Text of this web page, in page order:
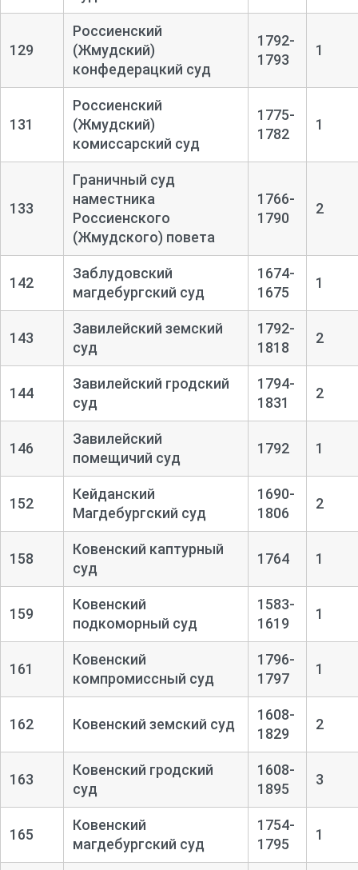
129
Россиенский
(Жмудский)
конфедерацкий суд
1792-
1793
1
131
Россиенский
(Жмудский)
комиссарский суд
1775-
1782
1
133
Граничный суд
наместника
Россиенского
(Жмудского) повета
1766-
1790
2
142
Заблудовский
магдебургский суд
1674-
1675
1
143
Завилейский земский
суд
1792-
1818
2
144
Завилейский гродский
суд
1794-
1831
2
146
Завилейский
помещичий суд
1792 1
152
Кейданский
Магдебургский суд
1690-
1806
2
158
Ковенский каптурный
суд
1764 1
159
Ковенский
подкоморный суд
1583-
1619
1
161
Ковенский
компромиссный суд
1796-
1797
1
162 Ковенский земский суд
1608-
1829
2
163
Ковенский гродский
суд
1608-
1895
3
165
Ковенский
магдебургский суд
1754-
1795
1